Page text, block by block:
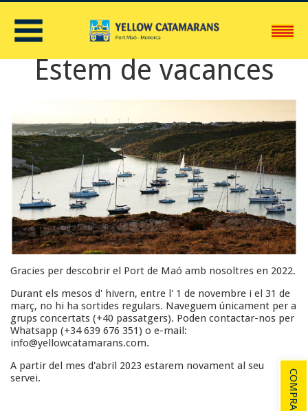
Estem de vacances
Gracies per descobrir el Port de Maó amb nosoltres en 2022.
Durant els mesos d' hivern, entre l' 1 de novembre i el 31 de
març, no hi ha sortides regulars. Naveguem únicament per a
grups concertats (+40 passatgers). Poden contactar-nos per
Whatsapp (+34 639 676 351) o e-mail:
info@yellowcatamarans.com.
A partir del mes d'abril 2023 estarem novament al seu
servei.
COMPRAR